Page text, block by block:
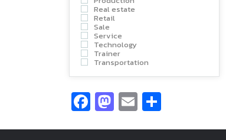
Real estate
Retail
Sale
Service
Technology
Trainer
Transportation
Facebook
Mastodon
Email